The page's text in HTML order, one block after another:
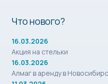
Что нового?
16.03.2026
Акция на стельки
16.03.2026
Алмаг в аренду в